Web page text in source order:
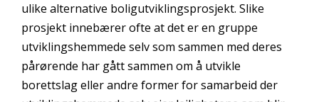
ulike alternative boligutviklingsprosjekt. Slike
prosjekt innebærer ofte at det er en gruppe
utviklingshemmede selv som sammen med deres
pårørende har gått sammen om å utvikle
borettslag eller andre former for samarbeid der